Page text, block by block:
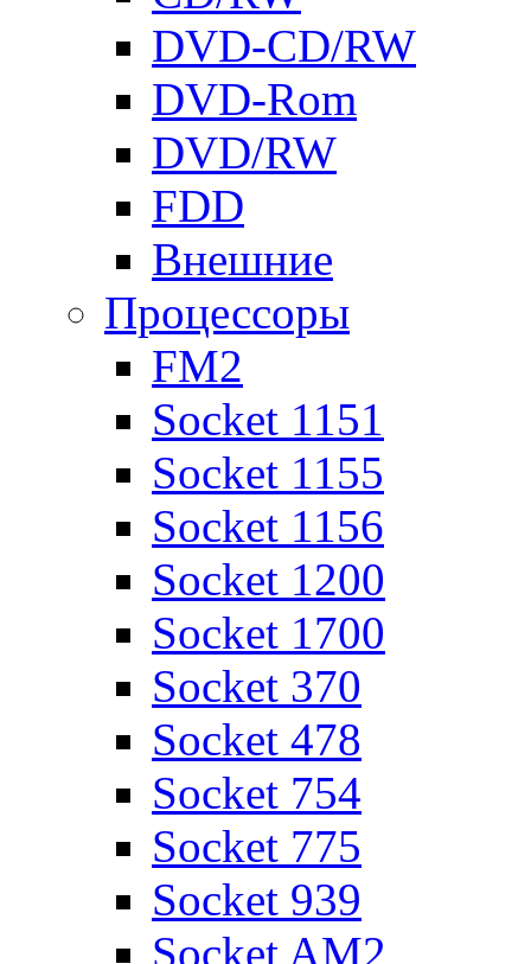
DVD-CD/RW
DVD-Rom
DVD/RW
FDD
Внешние
Процессоры
FM2
Socket 1151
Socket 1155
Socket 1156
Socket 1200
Socket 1700
Socket 370
Socket 478
Socket 754
Socket 775
Socket 939
Socket AM2